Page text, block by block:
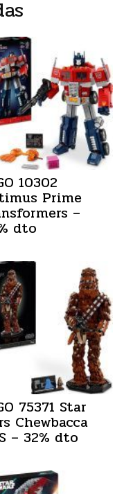
10302
Prime
–
dto
75371 Star
Chewbacca
– 32% dto